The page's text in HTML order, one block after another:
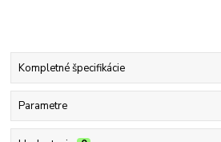
Kompletné špecifikácie
Parametre